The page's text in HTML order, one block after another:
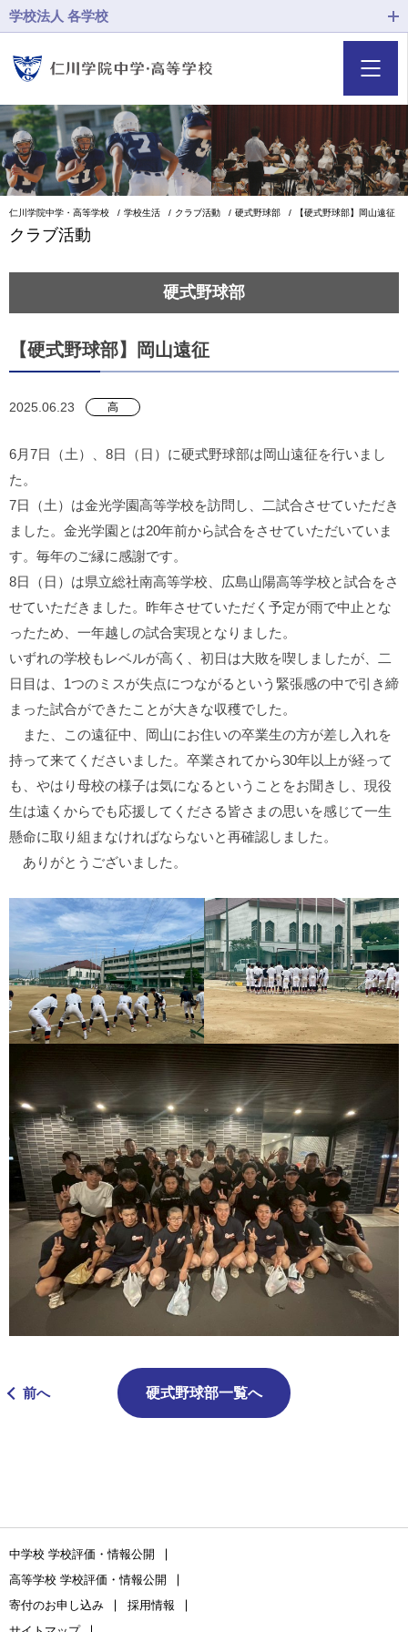
学校法人 各学校
仁川学院中学・高等学校 学校生活 クラブ活動 硬式野球部 【硬式野球部】岡山遠征
クラブ活動
硬式野球部
【硬式野球部】岡山遠征
2025.06.23 高
6月7日（土）、8日（日）に硬式野球部は岡山遠征を行いまし
た。
7日（土）は金光学園高等学校を訪問し、二試合させていただき
ました。金光学園とは20年前から試合をさせていただいていま
す。毎年のご縁に感謝です。
8日（日）は県立総社南高等学校、広島山陽高等学校と試合をさ
せていただきました。昨年させていただく予定が雨で中止とな
ったため、一年越しの試合実現となりました。
いずれの学校もレベルが高く、初日は大敗を喫しましたが、二
日目は、1つのミスが失点につながるという緊張感の中で引き締
まった試合ができたことが大きな収穫でした。
また、この遠征中、岡山にお住いの卒業生の方が差し入れを
持って来てくださいました。卒業されてから30年以上が経って
も、やはり母校の様子は気になるということをお聞きし、現役
生は遠くからでも応援してくださる皆さまの思いを感じて一生
懸命に取り組まなければならないと再確認しました。
ありがとうございました。
硬式野球部一覧へ
前へ
中学校 学校評価・情報公開
高等学校 学校評価・情報公開
寄付のお申し込み
採用情報